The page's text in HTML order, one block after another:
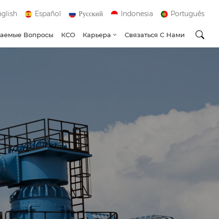
Español Русский Indonesia Português
Вопросы КСО Карьера Связаться С Нами